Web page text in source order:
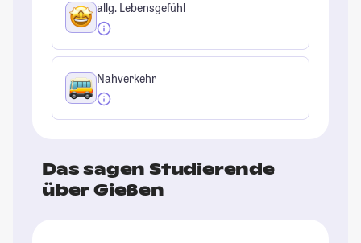
allg. Lebensgefühl
Nahverkehr
Das sagen Studierende
über Gießen